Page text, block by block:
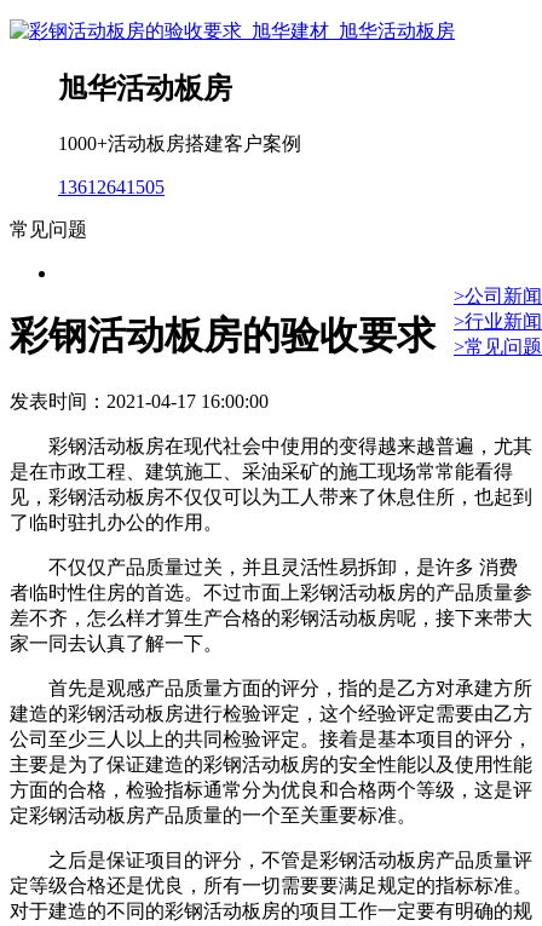
旭华活动板房
1000+活动板房搭建客户案例
13612641505
常见问题
>公司新闻
>行业新闻
>常见问题
彩钢活动板房的验收要求
发表时间：2021-04-17 16:00:00
彩钢活动板房在现代社会中使用的变得越来越普遍，尤其
是在市政工程、建筑施工、采油采矿的施工现场常常能看得
见，彩钢活动板房不仅仅可以为工人带来了休息住所，也起到
了临时驻扎办公的作用。
不仅仅产品质量过关，并且灵活性易拆卸，是许多 消费
者临时性住房的首选。不过市面上彩钢活动板房的产品质量参
差不齐，怎么样才算生产合格的彩钢活动板房呢，接下来带大
家一同去认真了解一下。
首先是观感产品质量方面的评分，指的是乙方对承建方所
建造的彩钢活动板房进行检验评定，这个经验评定需要由乙方
公司至少三人以上的共同检验评定。接着是基本项目的评分，
主要是为了保证建造的彩钢活动板房的安全性能以及使用性能
方面的合格，检验指标通常分为优良和合格两个等级，这是评
定彩钢活动板房产品质量的一个至关重要标准。
之后是保证项目的评分，不管是彩钢活动板房产品质量评
定等级合格还是优良，所有一切需要要满足规定的指标标准。
对于建造的不同的彩钢活动板房的项目工作一定要有明确的规